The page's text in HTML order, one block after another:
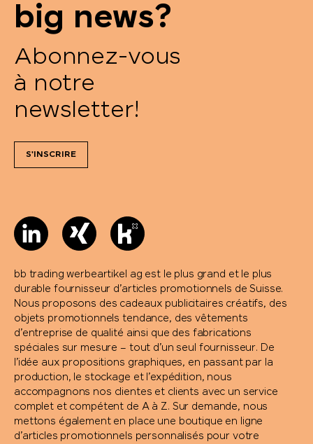
big news?
Abonnez-vous
à notre
newsletter!
S'INSCRIRE
bb trading werbeartikel ag est le plus grand et le plus
durable fournisseur d’articles promotionnels de Suisse.
Nous proposons des cadeaux publicitaires créatifs, des
objets promotionnels tendance, des vêtements
d’entreprise de qualité ainsi que des fabrications
spéciales sur mesure – tout d’un seul fournisseur. De
l’idée aux propositions graphiques, en passant par la
production, le stockage et l’expédition, nous
accompagnons nos clientes et clients avec un service
complet et compétent de A à Z. Sur demande, nous
mettons également en place une boutique en ligne
d’articles promotionnels personnalisés pour votre